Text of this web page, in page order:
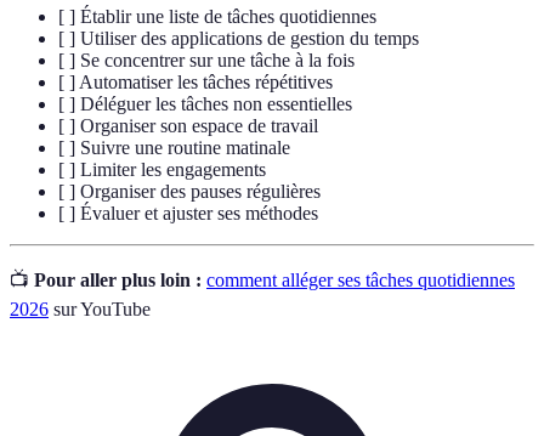
[ ] Établir une liste de tâches quotidiennes
[ ] Utiliser des applications de gestion du temps
[ ] Se concentrer sur une tâche à la fois
[ ] Automatiser les tâches répétitives
[ ] Déléguer les tâches non essentielles
[ ] Organiser son espace de travail
[ ] Suivre une routine matinale
[ ] Limiter les engagements
[ ] Organiser des pauses régulières
[ ] Évaluer et ajuster ses méthodes
📺 Pour aller plus loin : comment alléger ses tâches quotidiennes
2026 sur YouTube